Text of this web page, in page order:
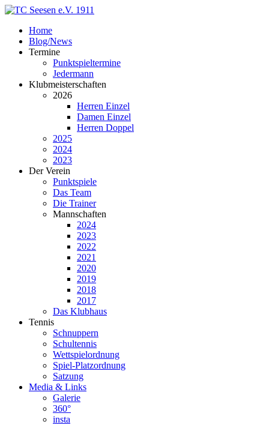
Home
Blog/News
Termine
Punktspieltermine
Jedermann
Klubmeisterschaften
2026
Herren Einzel
Damen Einzel
Herren Doppel
2025
2024
2023
Der Verein
Punktspiele
Das Team
Die Trainer
Mannschaften
2024
2023
2022
2021
2020
2019
2018
2017
Das Klubhaus
Tennis
Schnuppern
Schultennis
Wettspielordnung
Spiel-Platzordnung
Satzung
Media & Links
Galerie
360°
insta